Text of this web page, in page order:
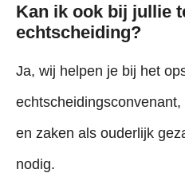
Kan ik ook bij jullie
echtscheiding?
Ja, wij helpen je bij het
en zaken als ouderlijk
nodig.